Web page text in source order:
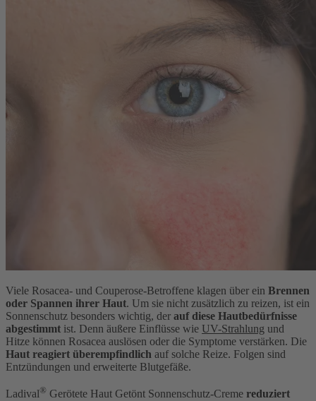
Viele Rosacea- und Couperose-Betroffene klagen über ein Brennen
oder Spannen ihrer Haut. Um sie nicht zusätzlich zu reizen, ist ein
Sonnenschutz besonders wichtig, der auf diese Hautbedürfnisse
abgestimmt ist. Denn äußere Einflüsse wie UV-Strahlung und
Hitze können Rosacea auslösen oder die Symptome verstärken. Die
Haut reagiert überempfindlich auf solche Reize. Folgen sind
Entzündungen und erweiterte Blutgefäße.
Ladival® Gerötete Haut Getönt Sonnenschutz-Creme reduziert